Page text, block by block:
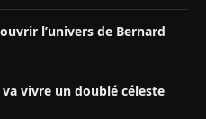
l’univers de Bernard
va vivre un doublé céleste